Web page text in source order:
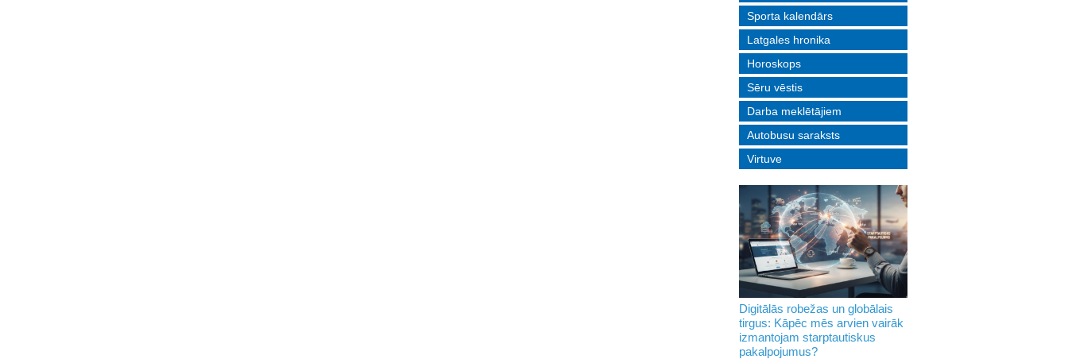
Sporta kalendārs
Latgales hronika
Horoskops
Sēru vēstis
Darba meklētājiem
Autobusu saraksts
Virtuve
Digitālās robežas un globālais
tirgus: Kāpēc mēs arvien vairāk
izmantojam starptautiskus
pakalpojumus?